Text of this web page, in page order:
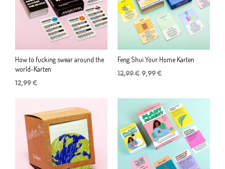
How to fucking swear around the
world-Karten
12,99 €
Feng Shui Your Home Karten
12,99€ Ursprünglicher
12,99 €
9,99 €
9,99 €.